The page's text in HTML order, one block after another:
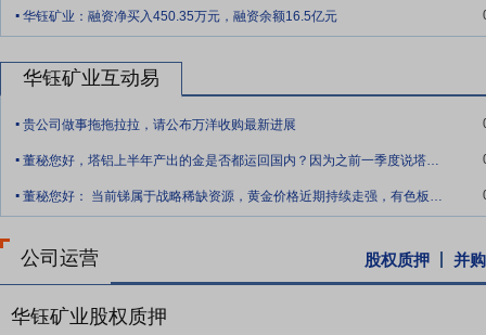
要点11：资源优势
目前，公司国内控制铅、锌、铜、锑、银资源量
在矿山外围及深部进行探矿，不断新增资源量。公司在海外投资的“
提格雷资源控股有限公司可控资源量黄金为9.475金属吨，贵州亚太
要点12：财务稳健优势
公司业务收入一直保持较好的增长趋势，主
要点14：管理优势
的矿山开发经营管理经验，对国内外行业发展和矿业经营有深刻了解
有的在海拔3,500米以上具备矿业开发能力的企业之一。
华钰矿业：融资净买入450.35万元，融资余额16.5亿元
华钰矿业互动易
. 贵公司做事拖拖拉拉，请公布万洋收购最新进展
. 董秘您好，塔铝上半年产出的金是否都运回国内？因为之前一季度说塔铝因天气原因道路不
. 董秘您好： 当前锑属于战略稀缺资源，黄金价格近期持续走强，有色板块整体回暖，但公
公司运营 股权质押 并
华钰矿业股权质押